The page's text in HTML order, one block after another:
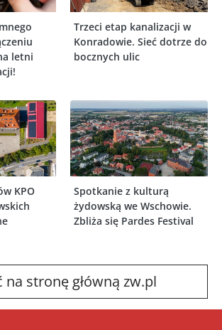
letni
Trzeci etap kanalizacji w
Konradowie. Sieć dotrze do
bocznych ulic
KPO
Spotkanie z kulturą
żydowską we Wschowie.
Zbliża się Pardes Festival
na stronę główną zw.pl